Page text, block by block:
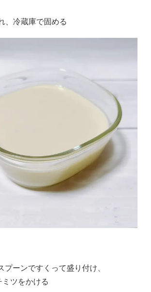
、冷蔵庫で固める
プーンですくって盛り付け、
ツをかける